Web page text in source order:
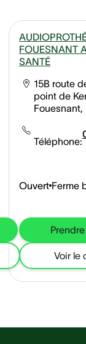
FOUESNANT
SANTÉ
15B route
point de
Fouesnant,
Téléphone:
Ouvert Ferme
Voir le